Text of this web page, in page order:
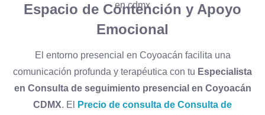
Espacio de Contención y Apoyo
Emocional
El entorno presencial en Coyoacán facilita una
comunicación profunda y terapéutica con tu Especialista
en Consulta de seguimiento presencial en Coyoacán
CDMX. El
Precio de consulta de Consulta de